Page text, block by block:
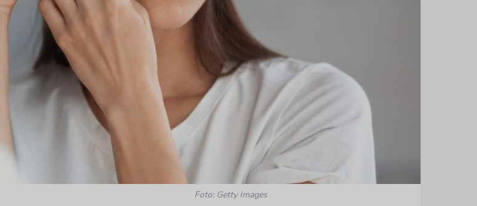
Foto: Getty Images